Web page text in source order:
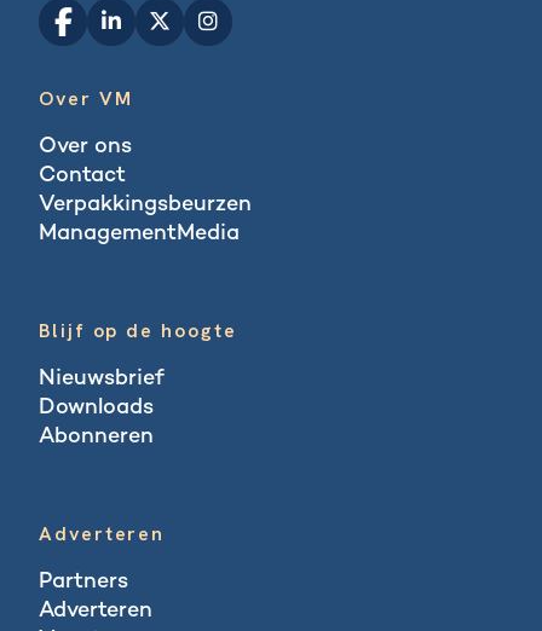
Over VM
Over ons
Contact
Verpakkingsbeurzen
ManagementMedia
Blijf op de hoogte
Nieuwsbrief
Downloads
Abonneren
Adverteren
Partners
Adverteren